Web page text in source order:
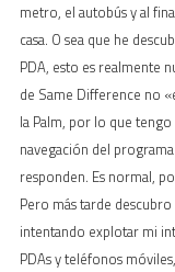
metro, el autobús y al
casa. O sea que he
PDA, esto es realmente
de Same Difference no
la Palm, por lo que
navegación del
responden. Es normal,
Pero más tarde
intentando explotar mi
PDAs y teléfonos